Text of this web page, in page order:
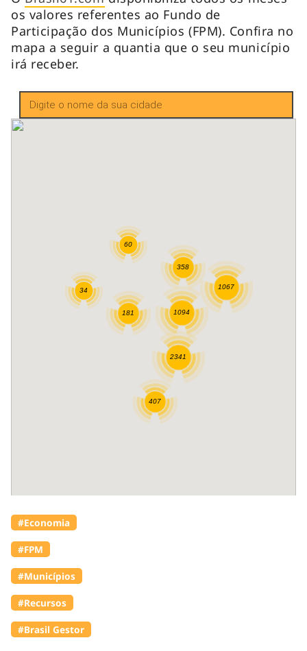
os valores referentes ao Fundo de
Participação dos Municípios (FPM). Confira no
mapa a seguir a quantia que o seu município
irá receber.
#Economia
#FPM
#Municípios
#Recursos
#Brasil Gestor